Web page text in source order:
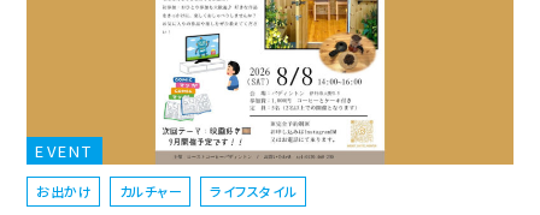
EVENT
お出かけ カルチャー ライフスタイル